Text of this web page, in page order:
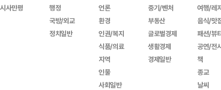
시사만평
행정
국방/외교
정치일반
언론
환경
인권/복지
식품/의료
지역
인물
사회일반
중기/벤처
부동산
글로벌경제
생활경제
경제일반
여행/레
음식/맛
패션/뷰
공연/전
책
종교
날씨